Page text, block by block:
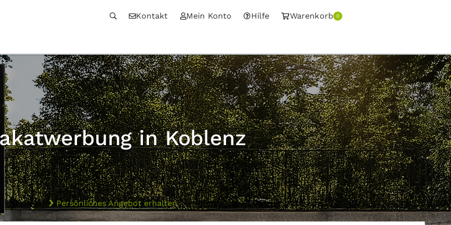
Kontakt Mein Konto Hilfe Warenkorb 0
in Koblenz
Persönliches Angebot erhalten